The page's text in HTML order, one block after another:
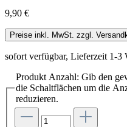
9,90 €
Preise inkl. MwSt. zzgl.
sofort verfügbar, Lieferzeit 1-3
Produkt Anzahl: Gib den
die Schaltflächen um die
reduzieren.